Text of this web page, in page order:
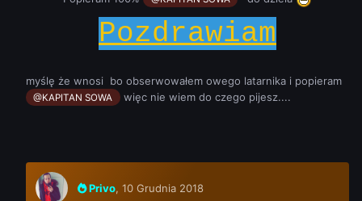
Pozdrawiam
myślę że wnosi bo obserwowałem owego latarnika i popieram
@KAPITAN SOWA więc nie wiem do czego pijesz....
Privo, 10 Grudnia 2018